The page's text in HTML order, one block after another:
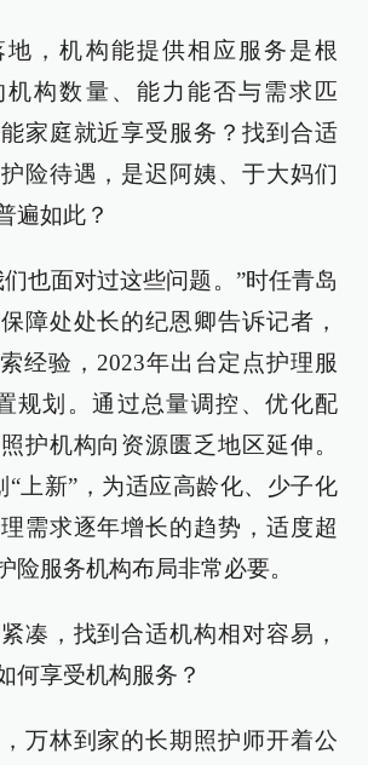
，机构能提供相应服务是根
机构数量、能力能否与需求匹
家庭就近享受服务？找到合适
险待遇，是迟阿姨、于大妈们
遍如此？
也面对过这些问题。”时任青岛
障处处长的纪恩卿告诉记者，
经验，2023年出台定点护理服
规划。通过总量调控、优化配
护机构向资源匮乏地区延伸。
“上新”，为适应高龄化、少子化
需求逐年增长的趋势，适度超
险服务机构布局非常必要。
凑，找到合适机构相对容易，
何享受机构服务？
万林到家的长期照护师开着公